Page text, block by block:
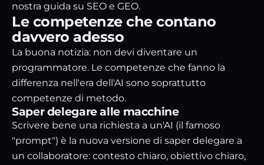
nostra guida su SEO e GEO.
Le competenze che contano
davvero adesso
La buona notizia: non devi diventare un
programmatore. Le competenze che fanno la
differenza nell'era dell'AI sono soprattutto
competenze di metodo.
Saper delegare alle macchine
Scrivere bene una richiesta a un'AI (il famoso
"prompt") è la nuova versione di saper delegare a
un collaboratore: contesto chiaro, obiettivo chiaro,